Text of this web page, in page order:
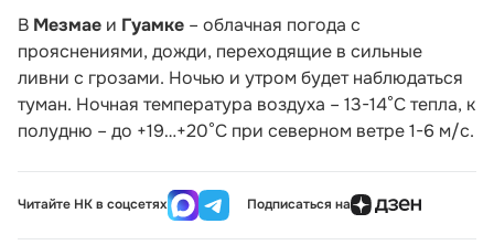
В Мезмае и Гуамке – облачная погода с
прояснениями, дожди, переходящие в сильные
ливни с грозами. Ночью и утром будет наблюдаться
туман. Ночная температура воздуха – 13-14°С тепла, к
полудню – до +19…+20°С при северном ветре 1-6 м/с.
Читайте НК в соцсетях Подписаться на